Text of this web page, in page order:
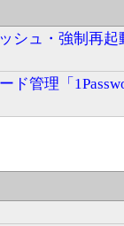
シュ・強制再
管理「